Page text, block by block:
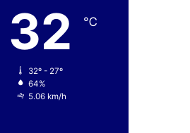
32 ℃
32º - 27º
64%
5.06 km/h